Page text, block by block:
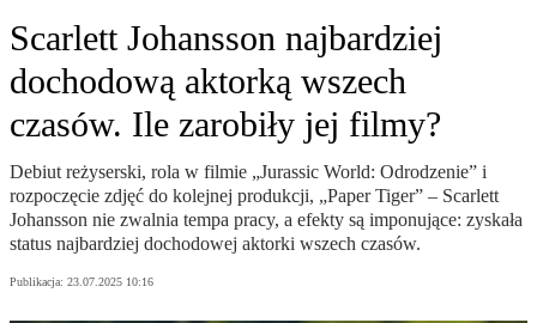
Scarlett Johansson najbardziej
dochodową aktorką wszech
czasów. Ile zarobiły jej filmy?
Debiut reżyserski, rola w filmie „Jurassic World: Odrodzenie” i
rozpoczęcie zdjęć do kolejnej produkcji, „Paper Tiger” – Scarlett
Johansson nie zwalnia tempa pracy, a efekty są imponujące: zyskała
status najbardziej dochodowej aktorki wszech czasów.
Publikacja: 23.07.2025 10:16